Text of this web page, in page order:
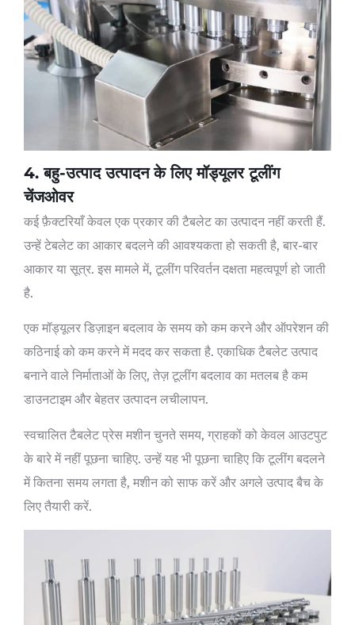
4. बहु-उत्पाद उत्पादन के लिए मॉड्यूलर टूलींग
चेंजओवर
कई फ़ैक्टरियाँ केवल एक प्रकार की टैबलेट का उत्पादन नहीं करती हैं.
उन्हें टेबलेट का आकार बदलने की आवश्यकता हो सकती है, बार-बार
आकार या सूत्र. इस मामले में, टूलींग परिवर्तन दक्षता महत्वपूर्ण हो जाती
है.
एक मॉड्यूलर डिज़ाइन बदलाव के समय को कम करने और ऑपरेशन की
कठिनाई को कम करने में मदद कर सकता है. एकाधिक टैबलेट उत्पाद
बनाने वाले निर्माताओं के लिए, तेज़ टूलींग बदलाव का मतलब है कम
डाउनटाइम और बेहतर उत्पादन लचीलापन.
स्वचालित टैबलेट प्रेस मशीन चुनते समय, ग्राहकों को केवल आउटपुट
के बारे में नहीं पूछना चाहिए. उन्हें यह भी पूछना चाहिए कि टूलींग बदलने
में कितना समय लगता है, मशीन को साफ करें और अगले उत्पाद बैच के
लिए तैयारी करें.